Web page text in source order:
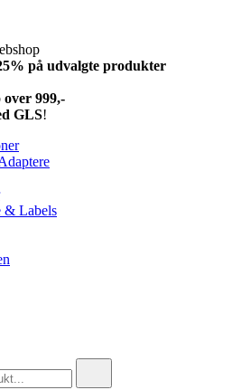
på udvalgte produkter
kontor artikler og meget mere
over 999,-
GLS!
& Labels